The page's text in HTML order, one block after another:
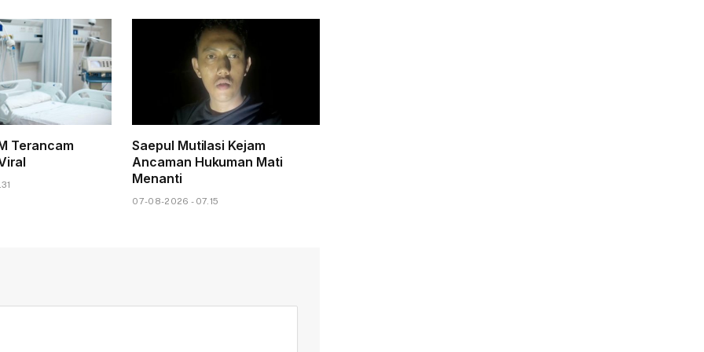
Terancam
Saepul Mutilasi Kejam
Ancaman Hukuman Mati
Menanti
07-08-2026 - 07.15